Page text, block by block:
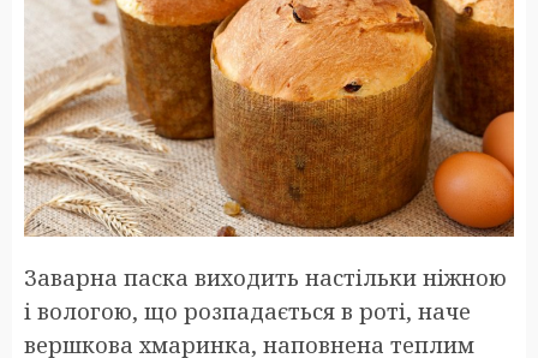
Заварна паска виходить настільки ніжною
і вологою, що розпадається в роті, наче
вершкова хмаринка, наповнена теплим